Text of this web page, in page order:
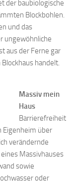
der baubiologische
Blockbohlen.
und das
ungewöhnliche
aus der Ferne gar
handelt.
Massiv mein
Haus
Barrierefreiheit
Eigenheim über
verändernde
Massivhauses
sowie
oder